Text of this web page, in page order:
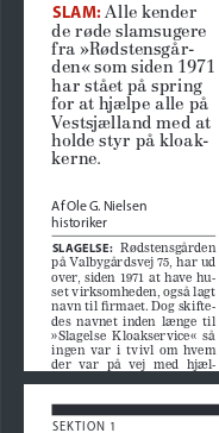
SLAM: Alle kender
de røde slamsugere
fra »Rødstensgår-
den« som siden 1971
har stået på spring
for at hjælpe alle på
Vestsjælland med at
holde styr på kloak-
kerne.
Af Ole G. Nielsen
historiker
SLAGELSE:
   Rødstensgården
på Valbygårdsvej 75, har ud
over,  siden  1971  at  have  hu
set virksomheden, også lagt
navn til irmaet. Dog skifte-
des  navnet  inden  længe  til
»Slagelse  Kloakservice«  så
ingen  var  i  tvivl  om  hvem
der   var   på   vej   med   hjæl-
SEKTION 1